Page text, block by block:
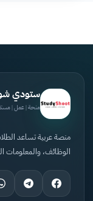
ستودي
منحة | عمل |
منصة عربية تساعد
الوظائف، والمعلومات